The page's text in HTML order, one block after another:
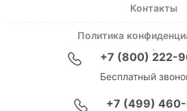
Контакты
Политика
+7 (800) 222-
Бесплатный
+7 (499)